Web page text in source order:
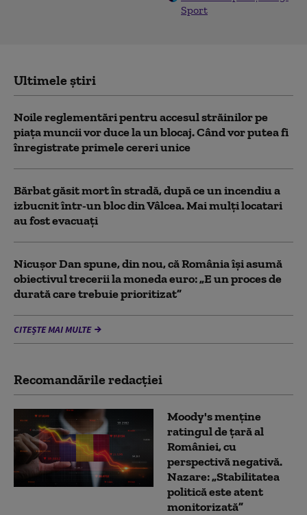
Sport
Ultimele știri
Noile reglementări pentru accesul străinilor pe
piaţa muncii vor duce la un blocaj. Când vor putea fi
înregistrate primele cereri unice
Bărbat găsit mort în stradă, după ce un incendiu a
izbucnit într-un bloc din Vâlcea. Mai mulți locatari
au fost evacuați
Nicușor Dan spune, din nou, că România își asumă
obiectivul trecerii la moneda euro: „E un proces de
durată care trebuie prioritizat”
CITEȘTE MAI MULTE
Recomandările redacţiei
Moody's menține
ratingul de țară al
României, cu
perspectivă negativă.
Nazare: „Stabilitatea
politică este atent
monitorizată”